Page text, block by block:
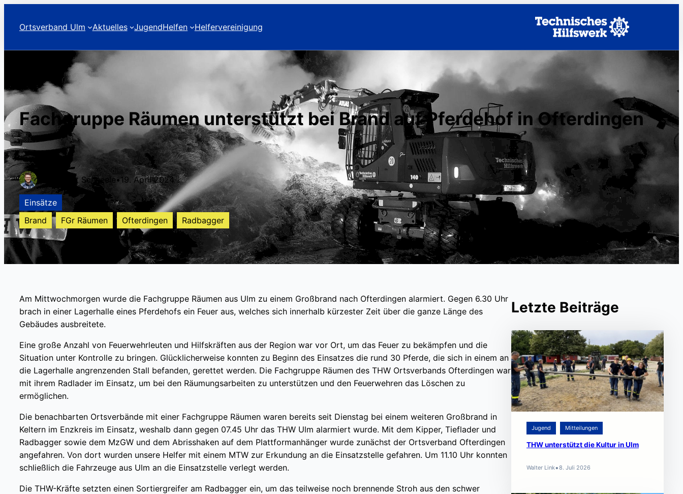
Ortsverband Ulm Aktuelles JugendHelfen Helfervereinigung
Fachgruppe Räumen unterstützt bei Brand auf Pferdehof in Ofterdingen
Benedikt Schneele•19. April 2024
Einsätze
Brand
FGr Räumen Ofterdingen Radbagger
Am Mittwochmorgen wurde die Fachgruppe Räumen aus Ulm zu einem Großbrand nach Ofterdingen alarmiert. Gegen 6.30 Uhr
brach in einer Lagerhalle eines Pferdehofs ein Feuer aus, welches sich innerhalb kürzester Zeit über die ganze Länge des
Gebäudes ausbreitete.
Eine große Anzahl von Feuerwehrleuten und Hilfskräften aus der Region war vor Ort, um das Feuer zu bekämpfen und die
Situation unter Kontrolle zu bringen. Glücklicherweise konnten zu Beginn des Einsatzes die rund 30 Pferde, die sich in einem an
die Lagerhalle angrenzenden Stall befanden, gerettet werden. Die Fachgruppe Räumen des THW Ortsverbands Ofterdingen war
mit ihrem Radlader im Einsatz, um bei den Räumungsarbeiten zu unterstützen und den Feuerwehren das Löschen zu
ermöglichen.
Die benachbarten Ortsverbände mit einer Fachgruppe Räumen waren bereits seit Dienstag bei einem weiteren Großbrand in
Keltern im Enzkreis im Einsatz, weshalb dann gegen 07.45 Uhr das THW Ulm alarmiert wurde. Mit dem Kipper, Tieflader und
Radbagger sowie dem MzGW und dem Abrisshaken auf dem Plattformanhänger wurde zunächst der Ortsverband Ofterdingen
angefahren. Von dort wurden unsere Helfer mit einem MTW zur Erkundung an die Einsatzstelle gefahren. Um 11.10 Uhr konnten
schließlich die Fahrzeuge aus Ulm an die Einsatzstelle verlegt werden.
Die THW-Kräfte setzten einen Sortiergreifer am Radbagger ein, um das teilweise noch brennende Stroh aus den schwer
Letzte Beiträge
Jugend Mitteilungen
THW unterstützt die Kultur in Ulm
Walter Link•8. Juli 2026